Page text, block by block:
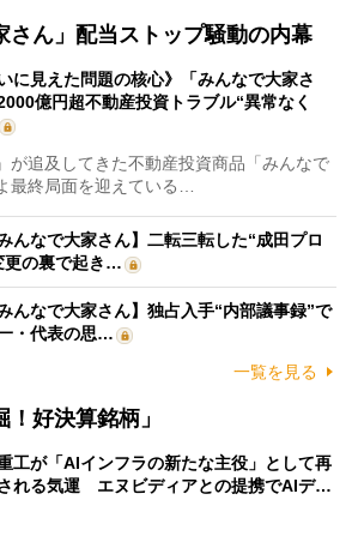
さん」配当ストップ騒動の内幕
いに見えた問題の核心》「みんなで大家さ
億円超不動産投資トラブル“異常なく
追及してきた不動産投資商品「みんなで
最終局面を迎えている…
んなで大家さん】二転三転した“成田プロ
更の裏で起き…
んなで大家さん】独占入手“内部議事録”で
・代表の思…
一覧を見る
好決算銘柄」
工が「AIインフラの新たな主役」として再
れる気運 エヌビディアとの提携でAIデ…